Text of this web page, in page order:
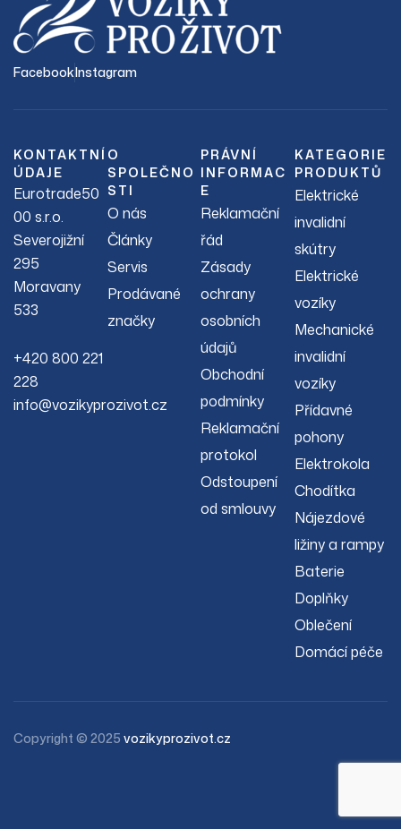
FacebookInstagram
KONTAKTNÍ
ÚDAJE
Eurotrade50
00 s.r.o.
Severojižní
295
Moravany
533
+420 800 221
228
info@vozikyprozivot.cz
O
SPOLEČNO
STI
O nás
Články
Servis
Prodávané
značky
PRÁVNÍ
INFORMAC
E
Reklamační
řád
Zásady
ochrany
osobních
údajů
Obchodní
podmínky
Reklamační
protokol
Odstoupení
od smlouvy
KATEGORIE
PRODUKTŮ
Elektrické
invalidní
skútry
Elektrické
vozíky
Mechanické
invalidní
vozíky
Přídavné
pohony
Elektrokola
Chodítka
Nájezdové
ližiny a rampy
Baterie
Doplňky
Oblečení
Domácí péče
Copyright © 2025 vozikyprozivot.cz